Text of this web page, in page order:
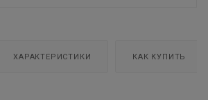
ХАРАКТЕРИСТИКИ КАК КУПИТЬ